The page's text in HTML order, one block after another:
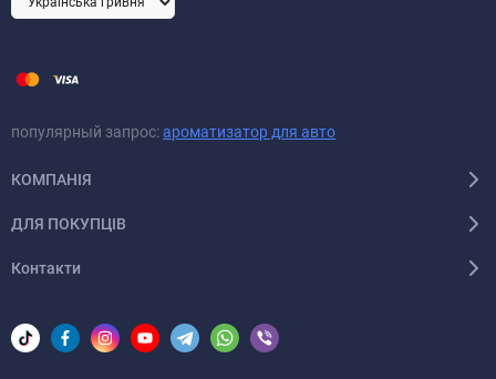
популярный запрос:ароматизатор для авто
КОМПАНІЯ
ДЛЯ ПОКУПЦІВ
Контакти